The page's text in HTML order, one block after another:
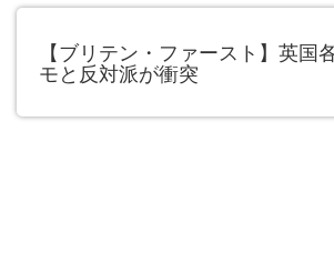
【ブリテン・ファースト】英国
モと反対派が衝突